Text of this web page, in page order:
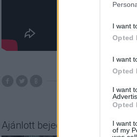
I want
Opted
I want
Opted
I want
Opted
I want
of my
Ajánlott bejegyzések: